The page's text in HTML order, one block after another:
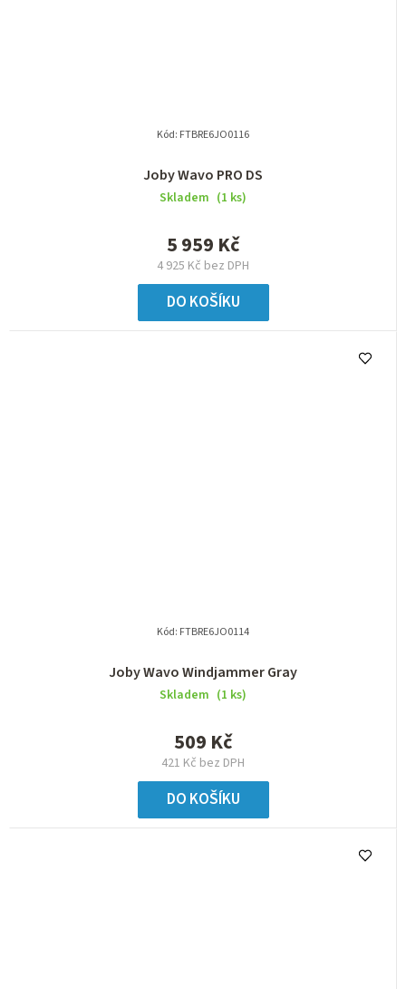
Joby Wavo PRO DS
Skladem (1 ks)
4 925 Kč bez DPH
5 959 Kč
DO KOŠÍKU
Kód: FTBRE6JO0116
Joby Wavo Windjammer Gray
Skladem (1 ks)
421 Kč bez DPH
509 Kč
DO KOŠÍKU
Kód: FTBRE6JO0114